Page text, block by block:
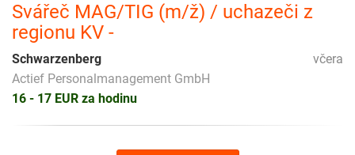
Svářeč MAG/TIG (m/ž) / uchazeči z
regionu KV -
včera
Schwarzenberg
Actief Personalmanagement GmbH
16 - 17 EUR za hodinu